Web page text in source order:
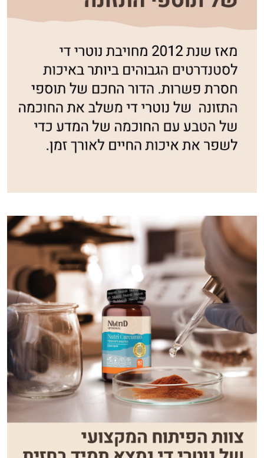
התשובות שלי מבוססות על מאגרי מידע קליניים
ותזונת הספורט.
אני כאן כדי לעזור לך להתאים את תוספי
התזונה ומוצרי הבריאות המדויקים למטרות
ולמצב הגופני שלך, ולהסביר לך אילו רכיבים
עובדים יחד כדי למקסם תוצאות גם בחיי היום
יום וגם בתחום הכושר והספורט.
המטרה שלי היא להתאים עבורך המלצות
זה הזמן להתחיל. איך אוכל לעזור?